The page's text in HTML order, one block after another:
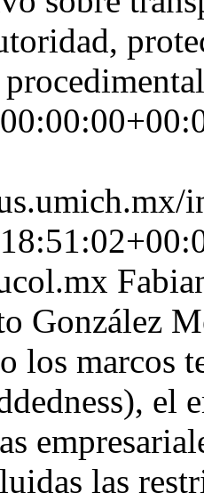
González
los marcos
el
las